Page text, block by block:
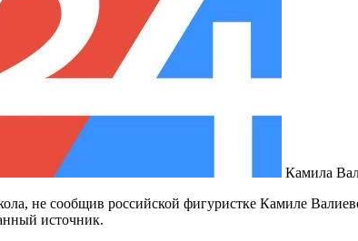
Камила
не сообщив российской фигуристке Камиле
источник.